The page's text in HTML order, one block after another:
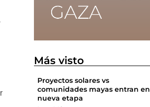
Más visto
Proyectos solares vs
comunidades mayas entran en
nueva etapa